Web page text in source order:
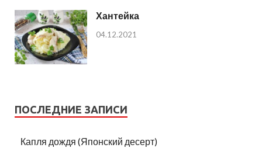
Хантейка
04.12.2021
ПОСЛЕДНИЕ ЗАПИСИ
Капля дождя (Японский десерт)